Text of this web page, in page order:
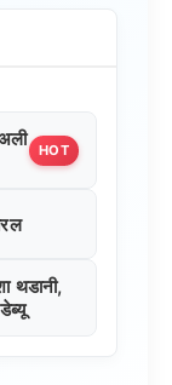
HOT
थडानी,